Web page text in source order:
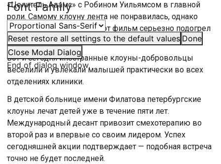
Font Family
Reset restore all settings to the default values Done
Close Modal Dialog
End of dialog window.
«Целитель Адамс» с Робином Уильямсом в главной
роли. Самому клоуну лента не понравилась, однако
после успеха в прокате этот фильм серьезно подогрел
интерес к подобному волонтерству.
Вот и сегодня иностранные клоуны-добровольцы
веселили и увлекали малышей практически во всех
отделениях клиники.
В детской больнице имени Филатова петербургские
клоуны лечат детей уже в течение пяти лет.
Международный десант привозит смехотерапию во
второй раз и впервые со своим лидером. Успех
сегодняшней акции подтверждает — подобная встреча
точно не будет последней.